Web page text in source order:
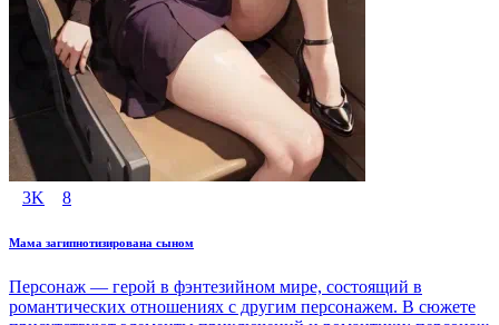
3K 8
Мама загипнотизирована сыном
Персонаж — герой в фэнтезийном мире, состоящий в
романтических отношениях с другим персонажем. В сюжете